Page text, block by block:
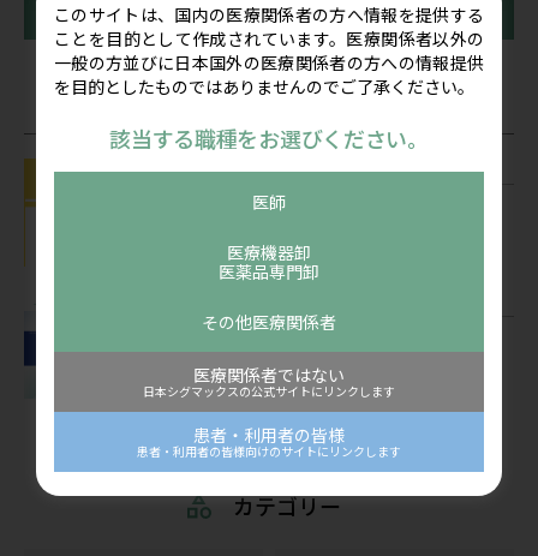
前の記事 一覧に戻る 次の記事
関連記事
お知らせ
お盆期間の営業についてのご案内 休業
公開：2026/07/22
看護師向け情報サイト「ディアケア」
コーを活用しよう！」を公開しました
公開：2026/07/07
カテゴリー
このサイトは、国内の医療関係者の方へ情報を提供する
ことを目的として作成されています。医療関係者以外の
一般の方並びに日本国外の医療関係者の方への情報提供
を目的としたものではありませんのでご了承ください。
該当する職種をお選びください。
医師
医療機器卸
医薬品専門卸
その他医療関係者
医療関係者ではない
日本シグマックスの公式サイトにリンクします
患者・利用者の皆様
患者・利用者の皆様向けのサイトにリンクします